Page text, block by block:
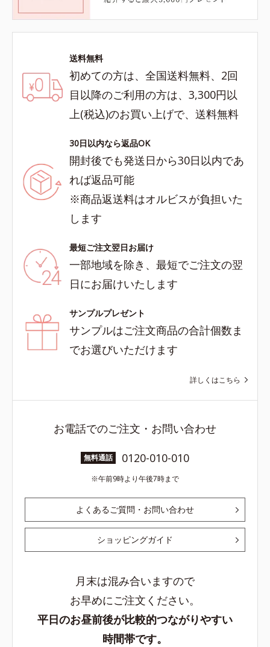
送料無料
初めての方は、全国送料無料、2回
目以降のご利用の方は、3,300円以
上(税込)のお買い上げで、送料無料
30日以内なら返品OK
開封後でも発送日から30日以内であ
れば返品可能
※商品返送料はオルビスが負担いた
します
最短ご注文翌日お届け
一部地域を除き、最短でご注文の翌
日にお届けいたします
サンプルプレゼント
サンプルはご注文商品の合計個数ま
でお選びいただけます
詳しくはこちら
お電話でのご注文・お問い合わせ
無料通話 0120-010-010
午前9時より午後7時まで
よくあるご質問・お問い合わせ
ショッピングガイド
月末は混み合いますので
お早めにご注文ください。
平日のお昼前後が比較的つながりやすい
時間帯です。